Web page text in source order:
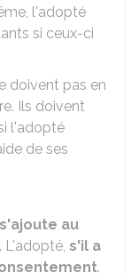
l'adopté
si ceux-ci
doivent pas en
Ils doivent
l'adopté
de ses
au
. L'adopté, s'il a
.